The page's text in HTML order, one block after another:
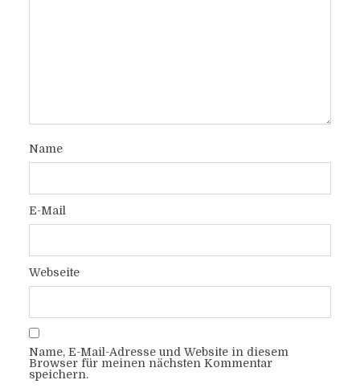
Name
E-Mail
Webseite
Name, E-Mail-Adresse und Website in diesem
Browser für meinen nächsten Kommentar
speichern.